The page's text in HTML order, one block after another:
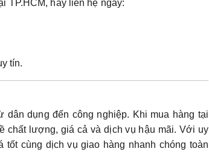
TP.HCM, hãy liên hệ ngay:
tín.
dụng đến công nghiệp. Khi mua hàng tại
chất lượng, giá cả và dịch vụ hậu mãi. Với uy
tốt cùng dịch vụ giao hàng nhanh chóng toàn